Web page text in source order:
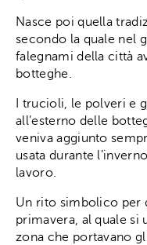
Nasce poi quella
secondo la quale nel
falegnami della città
botteghe.
I trucioli, le polveri e
all’esterno delle
veniva aggiunto
usata durante
lavoro.
Un rito simbolico per
primavera, al quale si
zona che portavano